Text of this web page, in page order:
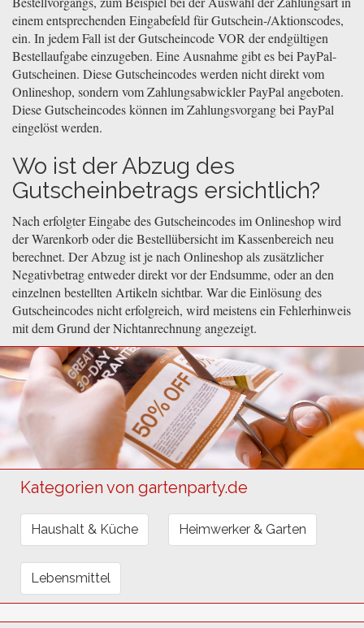
einem entsprechenden Eingabefeld für Gutschein-/Aktionscodes,
ein. In jedem Fall ist der Gutscheincode VOR der endgültigen
Bestellaufgabe einzugeben. Eine Ausnahme gibt es bei PayPal-
Gutscheinen. Diese Gutscheincodes werden nicht direkt vom
Onlineshop, sondern vom Zahlungsabwickler PayPal angeboten.
Diese Gutscheincodes können im Zahlungsvorgang bei PayPal
eingelöst werden.
Wo ist der Abzug des
Gutscheinbetrags ersichtlich?
Nach erfolgter Eingabe des Gutscheincodes im Onlineshop wird
der Warenkorb oder die Bestellübersicht im Kassenbereich neu
berechnet. Der Abzug ist je nach Onlineshop als zusätzlicher
Negativbetrag entweder direkt vor der Endsumme, oder an den
einzelnen bestellten Artikeln sichtbar. War die Einlösung des
Gutscheincodes nicht erfolgreich, wird meistens ein Fehlerhinweis
mit dem Grund der Nichtanrechnung angezeigt.
Kategorien von gartenparty.de
Haushalt & Küche Heimwerker & Garten
Lebensmittel